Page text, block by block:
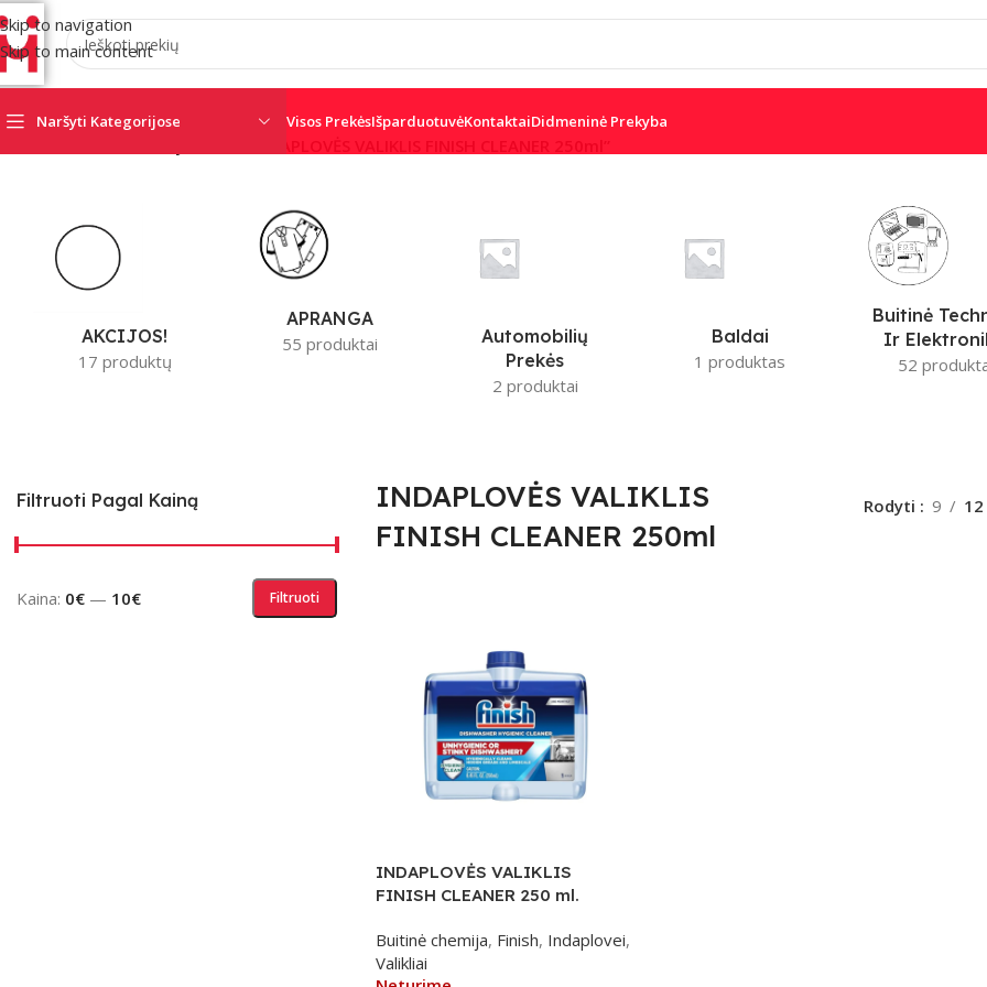
Skip to navigation
Skip to main content
Naršyti Kategorijose
PARADOX
Visos PrekėsIšparduotuvėKontaktaiDidmeninė Prekyba
AKCIJOS!
17 produktų
APRANGA
55 produktai
Automobilių
Prekės
2 produktai
Baldai
1 produktas
Buitinė
Ir
52
Filtruoti Pagal Kainą
Filtruoti
Kaina: 0€ — 10€
INDAPLOVĖS VALIKLIS
FINISH CLEANER 250ml
Rodyti 9 12
INDAPLOVĖS VALIKLIS
FINISH CLEANER 250 ml.
Buitinė chemija, Finish, Indaplovei,
Valikliai